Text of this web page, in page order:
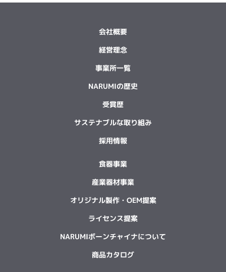
会社概要
経営理念
事業所一覧
NARUMIの歴史
受賞歴
サステナブルな取り組み
採用情報
食器事業
産業器材事業
オリジナル製作・OEM提案
ライセンス提案
NARUMIボーンチャイナについて
商品カタログ